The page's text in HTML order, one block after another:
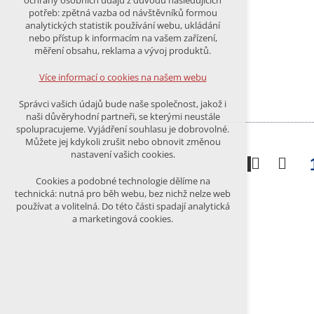
nutná pro provozování webu
udržení kontextu stránek (session):
případná přihlášení, volby jazyka, apod.
analytická pro anonymizované
vyhodnocení návštěvnosti
marketingová cookies (Google)
Více informací o cookies na našem webu
ODMÍTNOUT VŠE
potřeb: zpětná vazba od návštěvníků formou
analytických statistik používání webu, ukládání
nebo přístup k informacím na vašem zařízení,
měření obsahu, reklama a vývoj produktů.
Více informací o cookies na našem webu
Správci vašich údajů bude naše společnost, jakož i
naši důvěryhodní partneři, se kterými neustále
spolupracujeme. Vyjádření souhlasu je dobrovolné.
Můžete jej kdykoli zrušit nebo obnovit změnou
nastavení vašich cookies.
Cookies a podobné technologie dělíme na
technická: nutná pro běh webu, bez nichž nelze web
používat a volitelná. Do této části spadají analytická
a marketingová cookies.